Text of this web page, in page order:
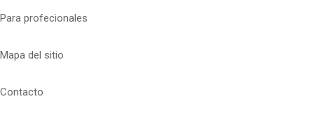
Para profecionales
Mapa del sitio
Contacto